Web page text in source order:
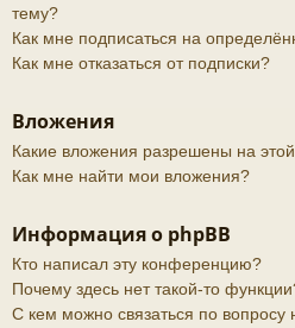
тему?
Как мне подписаться на
Как мне отказаться от подписки?
Вложения
Какие вложения разрешены на
Как мне найти мои вложения?
Информация о phpBB
Кто написал эту конференцию?
Почему здесь нет такой-то
С кем можно связаться по вопросу